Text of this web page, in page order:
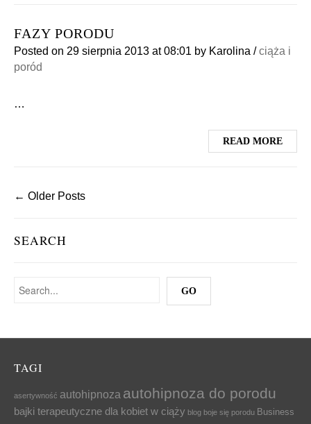
SEARCH
FAZY PORODU
Posted on 29 sierpnia 2013 at 08:01 by Karolina /ciąża i
poród
…
READ MORE
← Older Posts
TAGI
asertywność autohipnoza autohipnoza do porodu
bajki terapeutyczne dla kobiet w ciąży blog boje się porodu Business